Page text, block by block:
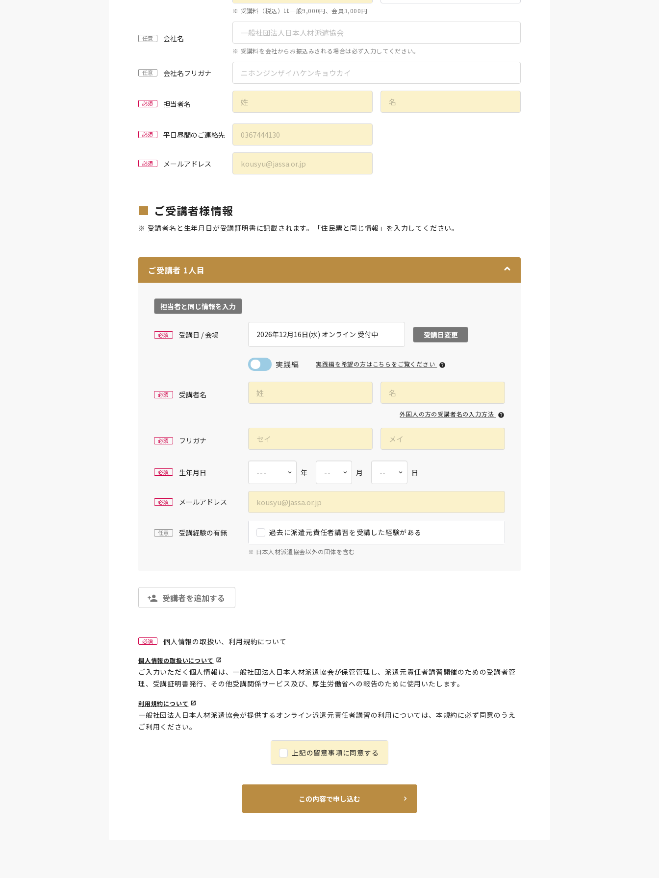
※ 受講料（税込）は一般9,000円、会員3,000円
任意 会社名
※ 受講料を会社からお振込みされる場合は必ず入力してください。
任意 会社名フリガナ
必須 担当者名
必須 平日昼間のご連絡先
必須 メールアドレス
ご受講者様情報
※ 受講者名と生年月日が受講証明書に記載されます。「住民票と同じ情報」を入力してください。
ご受講者 1人目
担当者と同じ情報を入力
必須 受講日 / 会場 受講日変更
実践編 実践編を希望の方はこちらをご覧ください
必須 受講者名
外国人の方の受講者名の入力方法
必須 フリガナ
必須 生年月日 年 月 日
必須 メールアドレス
任意 受講経験の有無 過去に派遣元責任者講習を受講した経験がある
※ 日本人材派遣協会以外の団体を含む
受講者を追加する
必須 個人情報の取扱い、利用規約について
個人情報の取扱いについて
ご入力いただく個人情報は、一般社団法人日本人材派遣協会が保管管理し、派遣元責任者講習開催のための受講者管
理、受講証明書発行、その他受講関係サービス及び、厚生労働省への報告のために使用いたします。
利用規約について
一般社団法人日本人材派遣協会が提供するオンライン派遣元責任者講習の利用については、本規約に必ず同意のうえ
ご利用ください。
上記の留意事項に同意する
この内容で申し込む